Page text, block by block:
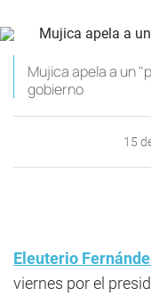
Mujica apela a un
gobierno
15
Eleuterio
viernes por el